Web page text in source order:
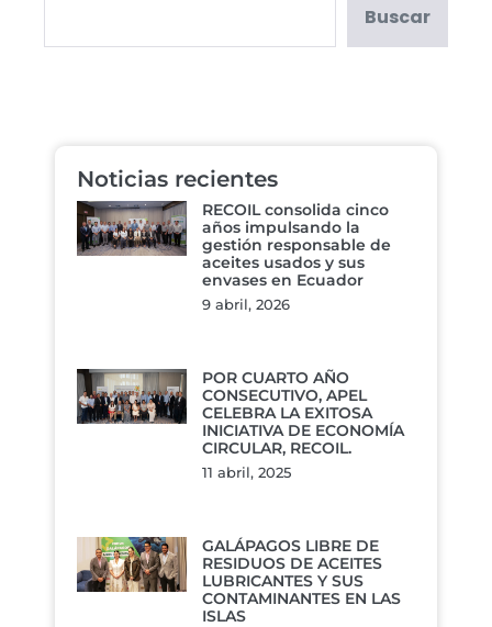
Buscar
Noticias recientes
RECOIL consolida cinco
años impulsando la
gestión responsable de
aceites usados y sus
envases en Ecuador
9 abril, 2026
POR CUARTO AÑO
CONSECUTIVO, APEL
CELEBRA LA EXITOSA
INICIATIVA DE ECONOMÍA
CIRCULAR, RECOIL.
11 abril, 2025
GALÁPAGOS LIBRE DE
RESIDUOS DE ACEITES
LUBRICANTES Y SUS
CONTAMINANTES EN LAS
ISLAS